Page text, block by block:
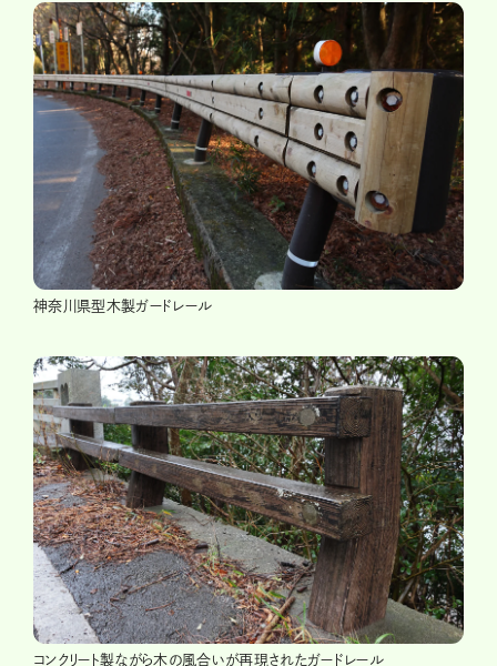
神奈川県型木製ガードレール
コンクリート製ながら木の風合いが再現されたガードレール